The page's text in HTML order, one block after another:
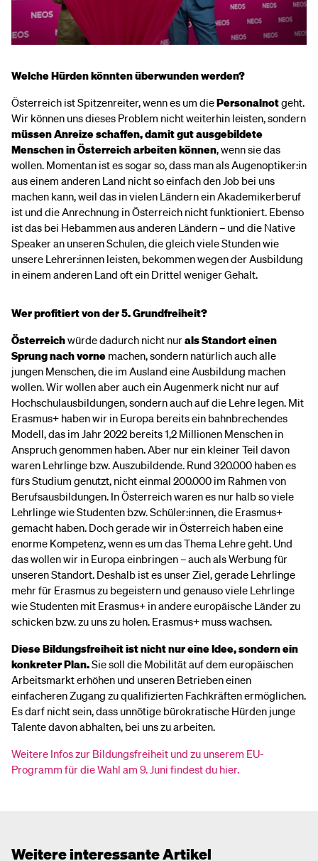
Welche Hürden könnten überwunden werden?
Österreich ist Spitzenreiter, wenn es um diePersonalnotgeht.
Wir können uns dieses Problem nicht weiterhin leisten, sondern
müssen Anreize schaffen, damit gut ausgebildete
Menschen in Österreich arbeiten können, wenn sie das
wollen. Momentan ist es sogar so, dass man als Augenoptiker:in
aus einem anderen Land nicht so einfach den Job bei uns
machen kann, weil das in vielen Ländern ein Akademikerberuf
ist und die Anrechnung in Österreich nicht funktioniert. Ebenso
ist das bei Hebammen aus anderen Ländern – und die Native
Speaker an unseren Schulen, die gleich viele Stunden wie
unsere Lehrer:innen leisten, bekommen wegen der Ausbildung
in einem anderen Land oft ein Drittel weniger Gehalt.
Wer profitiert von der 5. Grundfreiheit?
Österreichwürde dadurch nicht nurals Standort einen
Sprung nach vorne machen, sondern natürlich auch alle
jungen Menschen, die im Ausland eine Ausbildung machen
wollen. Wir wollen aber auch ein Augenmerk nicht nur auf
Hochschulausbildungen, sondern auch auf die Lehre legen. Mit
Erasmus+ haben wir in Europa bereits ein bahnbrechendes
Modell, das im Jahr 2022 bereits 1,2 Millionen Menschen in
Anspruch genommen haben. Aber nur ein kleiner Teil davon
waren Lehrlinge bzw. Auszubildende. Rund 320.000 haben es
fürs Studium genutzt, nicht einmal 200.000 im Rahmen von
Berufsausbildungen. In Österreich waren es nur halb so viele
Lehrlinge wie Studenten bzw. Schüler:innen, die Erasmus+
gemacht haben. Doch gerade wir in Österreich haben eine
enorme Kompetenz, wenn es um das Thema Lehre geht. Und
das wollen wir in Europa einbringen – auch als Werbung für
unseren Standort. Deshalb ist es unser Ziel, gerade Lehrlinge
mehr für Erasmus zu begeistern und genauso viele Lehrlinge
wie Studenten mit Erasmus+ in andere europäische Länder zu
schicken bzw. zu uns zu holen. Erasmus+ muss wachsen.
Diese Bildungsfreiheit ist nicht nur eine Idee, sondern ein
konkreter Plan.Sie soll die Mobilität auf dem europäischen
Arbeitsmarkt erhöhen und unseren Betrieben einen
einfacheren Zugang zu qualifizierten Fachkräften ermöglichen.
Es darf nicht sein, dass unnötige bürokratische Hürden junge
Talente davon abhalten, bei uns zu arbeiten.
Weitere Infos zur Bildungsfreiheit und zu unserem EU-
Programm für die Wahl am 9. Juni findest du hier.
Weitere interessante Artikel